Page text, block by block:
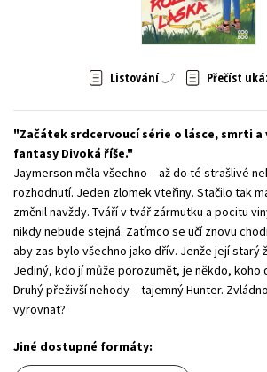
Zahraniční literatura
Listování Přečíst
Začátek srdcervoucí série o lásce, smrti a
fantasy Divoká říše.
Jaymerson měla všechno – až do té strašlivé
rozhodnutí. Jeden zlomek vteřiny. Stačilo tak
změnil navždy. Tváří v tvář zármutku a pocitu
nikdy nebude stejná. Zatímco se učí znovu
aby zas bylo všechno jako dřív. Jenže její starý
Jediný, kdo jí může porozumět, je někdo, koho
Druhý přeživší nehody – tajemný Hunter.
vyrovnat?
Jiné dostupné formáty: